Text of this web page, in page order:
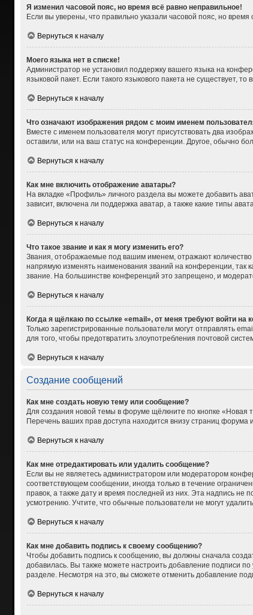
Я изменил часовой пояс, но время всё равно неправильное!
Если вы уверены, что правильно указали часовой пояс, но
Вернуться к началу
Моего языка нет в списке!
Администратор не установил поддержку вашего языка на
языковой пакет. Если такого языкового пакета не существует,
Вернуться к началу
Что означают изображения рядом с моим именем
Вместе с именем пользователя могут присутствовать два
оставили, или на ваш статус на конференции. Другое, обычно
Вернуться к началу
Как мне включить отображение аватары?
На вкладке «Профиль» личного раздела вы можете добавить
зависит, включена ли поддержка аватар, а также какие типы
Вернуться к началу
Что такое звание и как я могу изменить его?
Звания, отображаемые под вашим именем, отражают
напрямую изменять наименования званий на конференции, так
звание. На большинстве конференций это запрещено, и
Вернуться к началу
Когда я щёлкаю по ссылке «email», от меня требуют войти на
Только зарегистрированные пользователи могут отправлять
для того, чтобы предотвратить злоупотребления почтовой
Вернуться к началу
Создание сообщений
Как мне создать новую тему или сообщение?
Для создания новой темы в форуме щёлкните по кнопке «Новая
Перечень ваших прав доступа находится внизу страниц
Вернуться к началу
Как мне отредактировать или удалить сообщение?
Если вы не являетесь администратором или модератором
соответствующем сообщении, иногда только в течение
правок, а также дату и время последней из них. Эта надпись не
усмотрению. Учтите, что обычные пользователи не могут
Вернуться к началу
Как мне добавить подпись к своему сообщению?
Чтобы добавить подпись к сообщению, вы должны сначала
добавилась. Вы также можете настроить добавление подписи
разделе. Несмотря на это, вы сможете отменить добавление
Вернуться к началу